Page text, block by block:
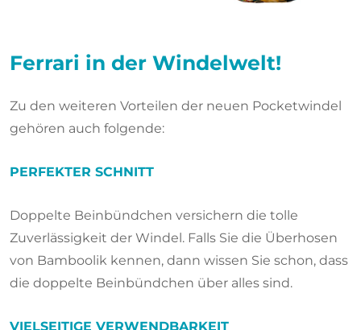
Ferrari in der Windelwelt!
Zu den weiteren Vorteilen der neuen Pocketwindel
gehören auch folgende:
PERFEKTER SCHNITT
Doppelte Beinbündchen versichern die tolle
Zuverlässigkeit der Windel. Falls Sie die Überhosen
von Bamboolik kennen, dann wissen Sie schon, dass
die doppelte Beinbündchen über alles sind.
VIELSEITIGE VERWENDBARKEIT